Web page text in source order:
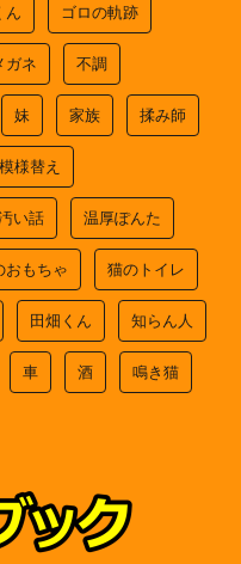
ん ゴロの軌跡
ガネ 不調
妹 家族 揉み師
模様替え
い話 温厚ぽんた
おもちゃ 猫のトイレ
田畑くん 知らん人
車 酒 鳴き猫